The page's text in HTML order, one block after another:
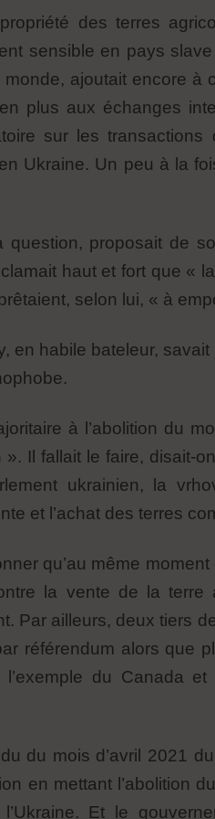
des terres
sensible en pays
ajoutait encore à
plus aux échanges
sur les
Ukraine. Un peu à la
question, proposait de
haut et fort que «
selon lui, « à
en habile bateleur,
à l’abolition du
Il fallait le faire, disait-
ukrainien, la
et l’achat des terres
qu’au même
la vente de la
Par ailleurs, deux tiers
référendum alors
du Canada
du mois d’avril 2021
en mettant l’abolition
Et le